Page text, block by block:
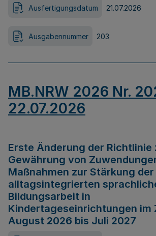
Ausfertigungsdatum 21.07.2026
Ausgabennummer 203
MB.NRW 2026 Nr.
22.07.2026
Erste Änderung der Richtlinie
Gewährung von
Maßnahmen zur Stärkung der
alltagsintegrierten
Bildungsarbeit in
Kindertageseinrichtungen im
August 2026 bis Juli 2027